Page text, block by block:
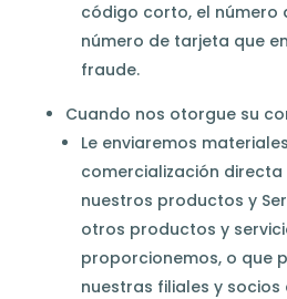
código corto, el número
número de tarjeta que
fraude.
Cuando nos otorgue su
Le enviaremos
comercialización
nuestros productos y
otros productos y
proporcionemos, o que
nuestras filiales y